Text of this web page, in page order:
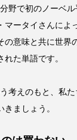
野で初のノーベ
マータイさんによ
の意味と共に世界
た単語です。
考えのもと、私
ましょう。